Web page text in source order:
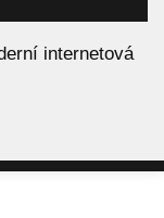
internetová